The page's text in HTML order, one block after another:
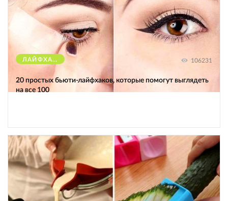
ЛАЙФХАКИ 106231
20 простых бьюти-лайфхаков, которые помогут выглядеть
на все 100